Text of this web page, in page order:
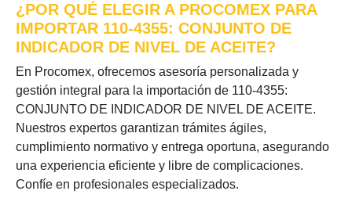
¿POR QUÉ ELEGIR A PROCOMEX PARA
IMPORTAR 110-4355: CONJUNTO DE
INDICADOR DE NIVEL DE ACEITE?
En Procomex, ofrecemos asesoría personalizada y
gestión integral para la importación de 110-4355:
CONJUNTO DE INDICADOR DE NIVEL DE ACEITE.
Nuestros expertos garantizan trámites ágiles,
cumplimiento normativo y entrega oportuna, asegurando
una experiencia eficiente y libre de complicaciones.
Confíe en profesionales especializados.